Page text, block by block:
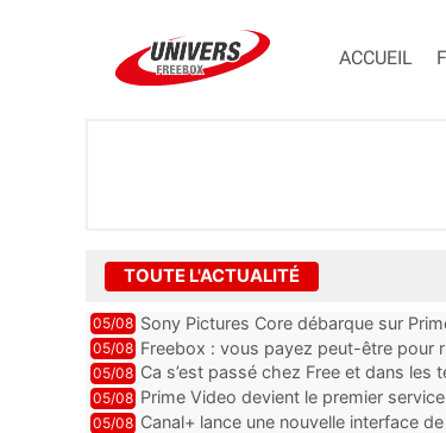
ACCUEIL
TOUTE L'ACTUALITÉ
05/08 Sony Pictures Core débarque sur
05/08 Freebox : vous payez peut-être pour
abonnements TV oubliés
05/08 Ca s’est passé chez Free et dans les
pointe le bout de...
05/08 Prime Video devient le premier
ce lancement
05/08 Canal+ lance une nouvelle interface